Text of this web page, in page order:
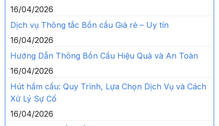
16/04/2026
Dịch vụ Thông tắc Bồn cầu Giá rẻ – Uy tín
16/04/2026
Hướng Dẫn Thông Bồn Cầu Hiệu Quả và An Toàn
16/04/2026
Hút hầm cầu: Quy Trình, Lựa Chọn Dịch Vụ và Cách
Xử Lý Sự Cố
16/04/2026